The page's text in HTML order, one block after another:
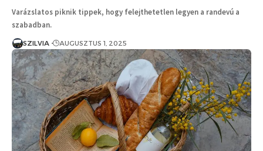
Varázslatos piknik tippek, hogy felejthetetlen legyen a randevú a
szabadban.
SZILVIA AUGUSZTUS 1, 2025